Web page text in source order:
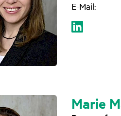
E-Mail:
Marie